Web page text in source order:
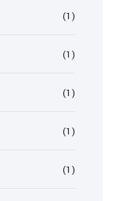
(1)
(1)
(1)
(1)
(1)